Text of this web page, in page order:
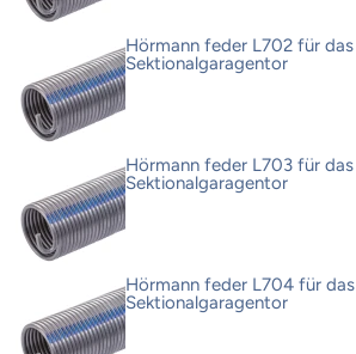
Hörmann feder L702 für das
Sektionalgaragentor
Hörmann feder L703 für das
Sektionalgaragentor
Hörmann feder L704 für das
Sektionalgaragentor